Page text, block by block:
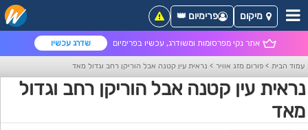
אתר נקי מפרסומות ומשודרג, עכשיו בפרימיום שדרג עכשיו
מיקום פרימיום 👑
עמוד הבית > פורום מזג אוויר > נראית עין קטנה אבל הוריקן רחב וגדול מאד
נראית עין קטנה אבל הוריקן רחב וגדול
מאד